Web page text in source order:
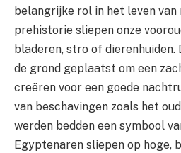
belangrijke rol in het leven van
prehistorie sliepen onze
bladeren, stro of dierenhuiden.
de grond geplaatst om een
creëren voor een goede
van beschavingen zoals het
werden bedden een symbool
Egyptenaren sliepen op hoge,